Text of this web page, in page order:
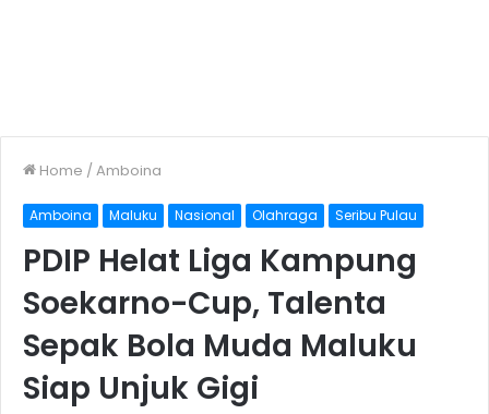
Home /Amboina
Amboina Maluku Nasional Olahraga Seribu Pulau
PDIP Helat Liga Kampung
Soekarno-Cup, Talenta
Sepak Bola Muda Maluku
Siap Unjuk Gigi